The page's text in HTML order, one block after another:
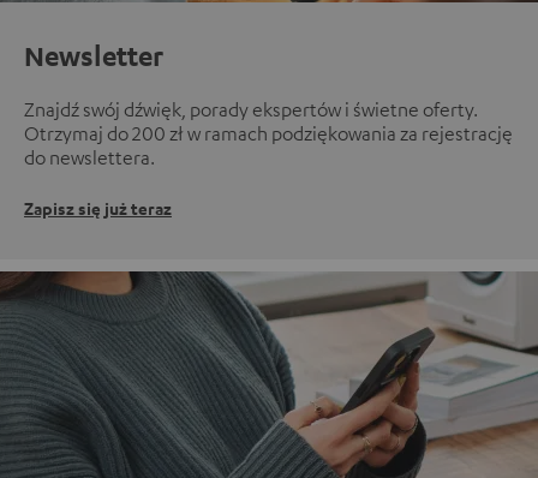
Newsletter
Znajdź swój dźwięk, porady ekspertów i świetne oferty.
Otrzymaj do 200 zł w ramach podziękowania za rejestrację
do newslettera.
Zapisz się już teraz